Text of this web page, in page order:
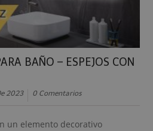
BAÑO – ESPEJOS CON
2023 0 Comentarios
un elemento decorativo